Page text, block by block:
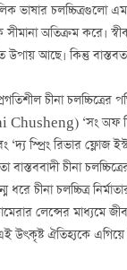
ভাষার চলচ্চিত্রগুলো
অতিক্রম করে।
আছে। কিন্তু
চীনা চলচ্চিত্রের
Chusheng) ‘সং অফ
স্প্রিং রিভার
চীনা
চীনা চলচ্চিত্র
লেন্সের মাধ্যমে
উৎকৃষ্ট ঐতিহ্যকে এগিয়ে